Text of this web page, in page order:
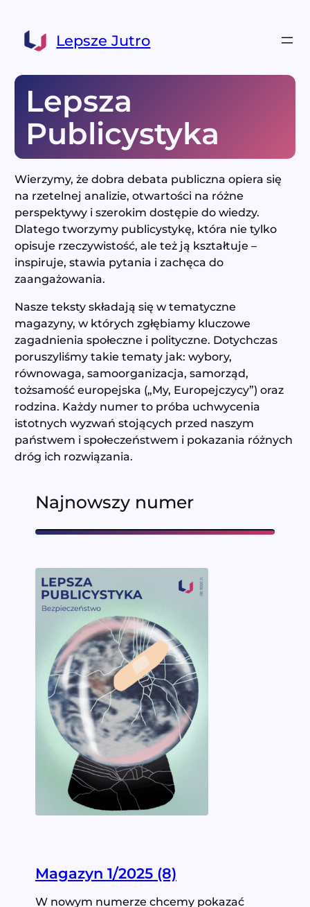
treści
Lepsze Jutro
Lepsza
Publicystyka
Wierzymy, że dobra debata publiczna opiera się
na rzetelnej analizie, otwartości na różne
perspektywy i szerokim dostępie do wiedzy.
Dlatego tworzymy publicystykę, która nie tylko
opisuje rzeczywistość, ale też ją kształtuje –
inspiruje, stawia pytania i zachęca do
zaangażowania.
Nasze teksty składają się w tematyczne
magazyny, w których zgłębiamy kluczowe
zagadnienia społeczne i polityczne. Dotychczas
poruszyliśmy takie tematy jak: wybory,
równowaga, samoorganizacja, samorząd,
tożsamość europejska („My, Europejczycy”) oraz
rodzina. Każdy numer to próba uchwycenia
istotnych wyzwań stojących przed naszym
państwem i społeczeństwem i pokazania różnych
dróg ich rozwiązania.
Najnowszy numer
Magazyn 1/2025 (8)
W nowym numerze chcemy pokazać